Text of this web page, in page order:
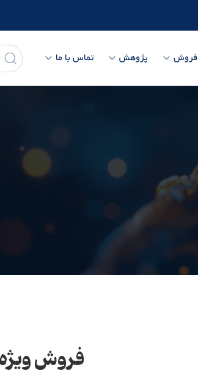
فروش پژوهش تماس با ما
فروش